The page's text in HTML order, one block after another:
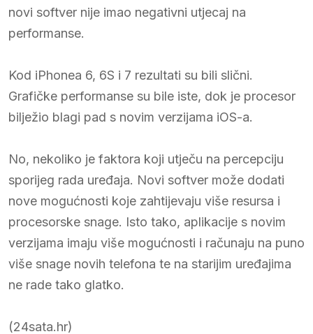
novi softver nije imao negativni utjecaj na
performanse.
Kod iPhonea 6, 6S i 7 rezultati su bili slični.
Grafičke performanse su bile iste, dok je procesor
bilježio blagi pad s novim verzijama iOS-a.
No, nekoliko je faktora koji utječu na percepciju
sporijeg rada uređaja. Novi softver može dodati
nove mogućnosti koje zahtijevaju više resursa i
procesorske snage. Isto tako, aplikacije s novim
verzijama imaju više mogućnosti i računaju na puno
više snage novih telefona te na starijim uređajima
ne rade tako glatko.
(24sata.hr)